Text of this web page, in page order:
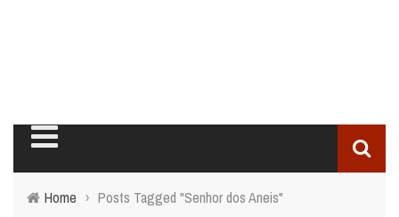
Home › Posts Tagged "Senhor dos Aneis"